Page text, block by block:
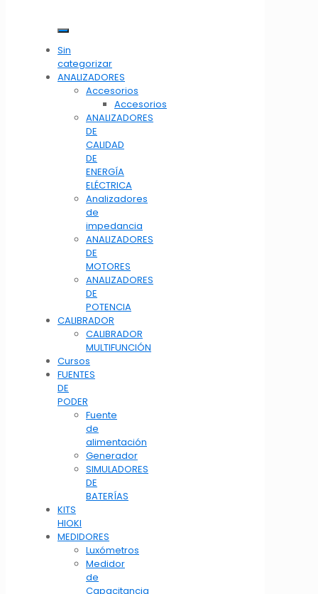
Sin
categorizar
ANALIZADORES
Accesorios
Accesorios
ANALIZADORES
DE
CALIDAD
DE
ENERGÍA
ELÉCTRICA
Analizadores
de
impedancia
ANALIZADORES
DE
MOTORES
ANALIZADORES
DE
POTENCIA
CALIBRADOR
CALIBRADOR
MULTIFUNCIÓN
Cursos
FUENTES
DE
PODER
Fuente
de
alimentación
Generador
SIMULADORES
DE
BATERÍAS
KITS
HIOKI
MEDIDORES
Luxómetros
Medidor
de
Capacitancia